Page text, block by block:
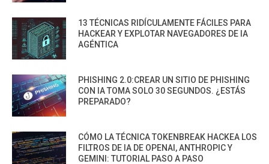
13 TÉCNICAS RIDÍCULAMENTE FÁCILES PARA
HACKEAR Y EXPLOTAR NAVEGADORES DE IA
AGÉNTICA
PHISHING 2.0:CREAR UN SITIO DE PHISHING
CON IA TOMA SOLO 30 SEGUNDOS. ¿ESTÁS
PREPARADO?
CÓMO LA TÉCNICA TOKENBREAK HACKEA LOS
FILTROS DE IA DE OPENAI, ANTHROPIC Y
GEMINI: TUTORIAL PASO A PASO